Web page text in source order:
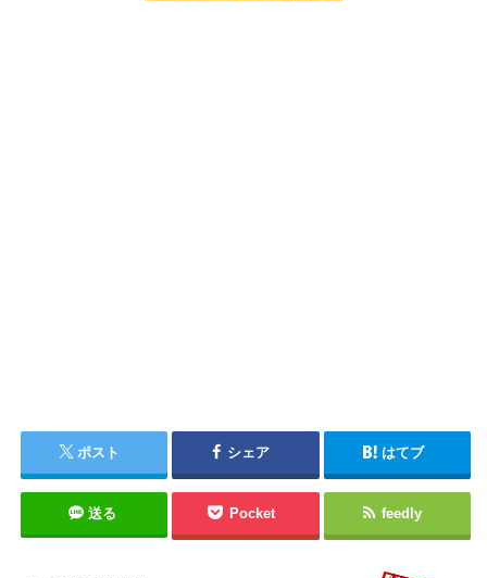
ポスト シェア はてブ
送る Pocket feedly